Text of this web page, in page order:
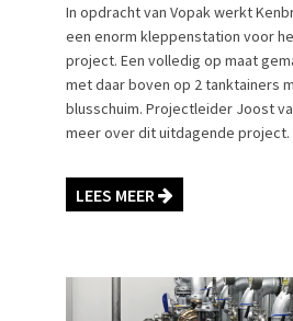
In opdracht van Vopak werkt
een enorm kleppenstation voor
project. Een volledig op maat
met daar boven op 2 tanktainers
blusschuim. Projectleider Joost
meer over dit uitdagende project.
LEES MEER